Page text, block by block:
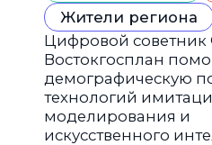
Жители региона
Цифровой
Востокгосплан
демографическую
технологий
моделирования и
искусственного